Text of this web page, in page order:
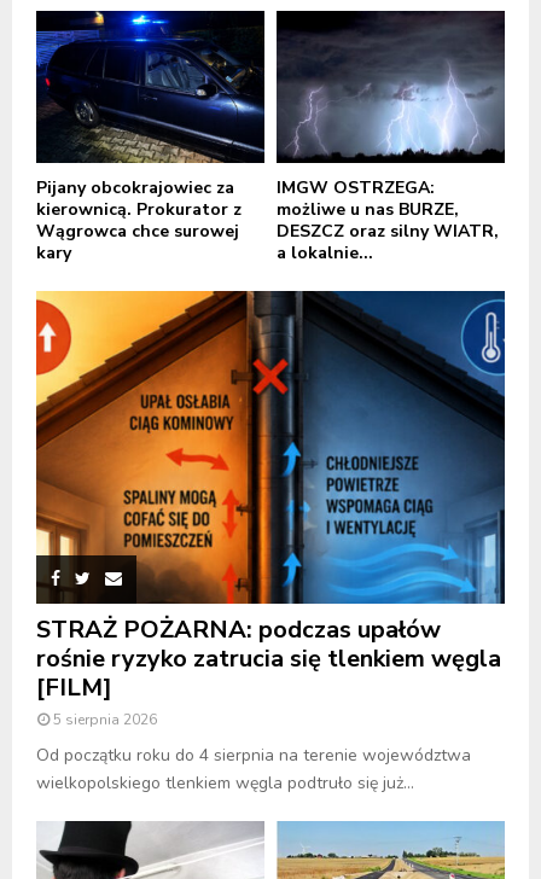
Pijany obcokrajowiec za
kierownicą. Prokurator z
Wągrowca chce surowej
kary
IMGW OSTRZEGA:
możliwe u nas BURZE,
DESZCZ oraz silny WIATR,
a lokalnie...
STRAŻ POŻARNA: podczas upałów
rośnie ryzyko zatrucia się tlenkiem węgla
[FILM]
5 sierpnia 2026
Od początku roku do 4 sierpnia na terenie województwa
wielkopolskiego tlenkiem węgla podtruło się już...